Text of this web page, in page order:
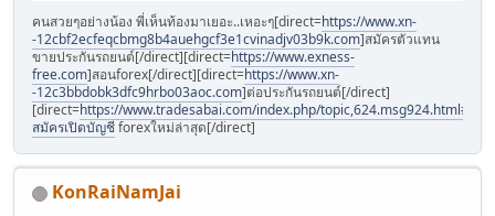
คนสวยๆอย่างน้อง พี่เห็นท้องมาเยอะ..เหอะๆ[direct=https://www.xn-
-12cbf2ecfeqcbmg8b4auehgcf3e1cvinadjv03b9k.com]สมัครตัวแทน
ขายประกันรถยนต์[/direct][direct=https://www.exness-
free.com]สอนforex[/direct][direct=https://www.xn-
-12c3bbdobk3dfc9hrbo03aoc.com]ต่อประกันรถยนต์[/direct]
[direct=https://www.tradesabai.com/index.php/
สมัครเปิดบัญชีforexใหม่ล่าสุด[/direct]
KonRaiNamJai